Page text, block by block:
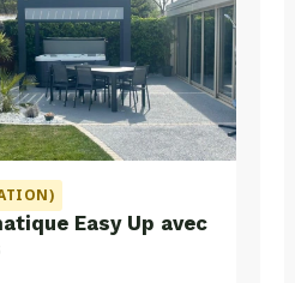
Easy Up avec